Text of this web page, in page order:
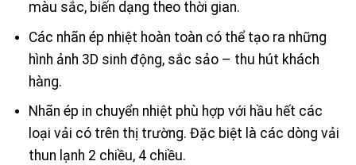
màu sắc, biến dạng theo thời gian.
Các nhãn ép nhiệt hoàn toàn có thể tạo ra những
hình ảnh 3D sinh động, sắc sảo – thu hút khách
hàng.
Nhãn ép in chuyển nhiệt phù hợp với hầu hết các
loại vải có trên thị trường. Đặc biệt là các dòng vải
thun lạnh 2 chiều, 4 chiều.